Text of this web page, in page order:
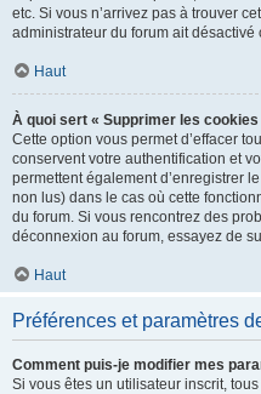
etc. Si vous n’arrivez pas à trouver
administrateur du forum ait désactivé
Haut
À quoi sert « Supprimer les cookies
Cette option vous permet d’effacer
conservent votre authentification et
permettent également d’enregistrer
non lus) dans le cas où cette
du forum. Si vous rencontrez des
déconnexion au forum, essayez de
Haut
Préférences et paramètres
Comment puis-je modifier mes
Si vous êtes un utilisateur inscrit,